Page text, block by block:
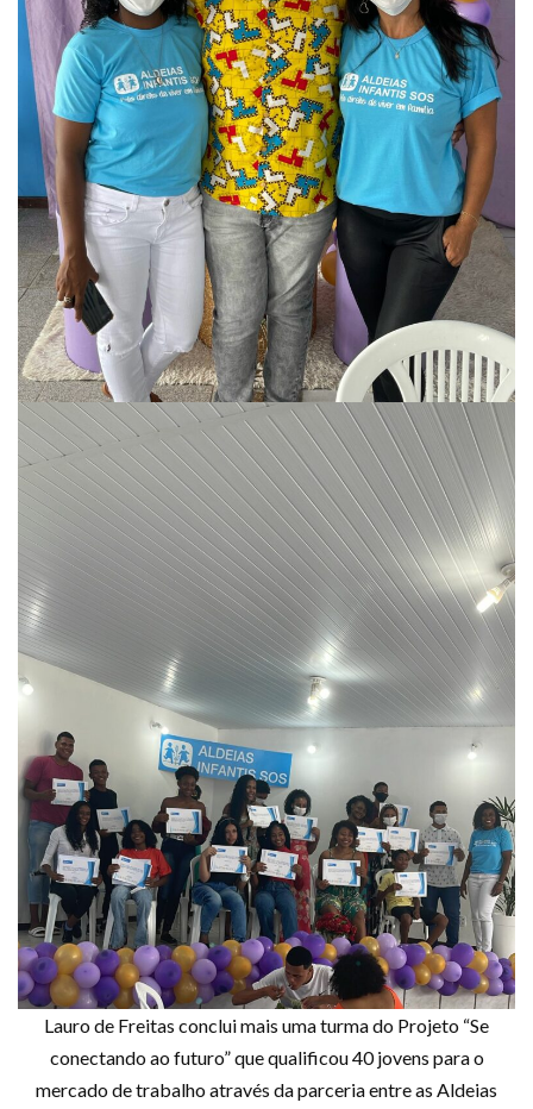
Lauro de Freitas conclui mais uma turma do Projeto “Se
conectando ao futuro” que qualificou 40 jovens para o
mercado de trabalho através da parceria entre as Aldeias